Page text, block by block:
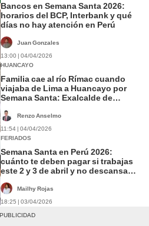
Bancos en Semana Santa 2026:
horarios del BCP, Interbank y qué
días no hay atención en Perú
Juan Gonzales
13:00 | 04/04/2026
HUANCAYO
Familia cae al río Rímac cuando
viajaba de Lima a Huancayo por
Semana Santa: Exalcalde de
accidente
Renzo Anselmo
11:54 | 04/04/2026
FERIADOS
Semana Santa en Perú 2026:
cuánto te deben pagar si trabajas
este 2 y 3 de abril y no descansas
Mailhy Rojas
18:25 | 03/04/2026